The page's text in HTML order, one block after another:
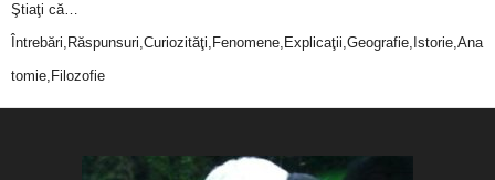
Ştiaţi că…
Întrebări,Răspunsuri,Curiozităţi,Fenomene,Explicaţii,Geografie,Istorie,Ana
tomie,Filozofie